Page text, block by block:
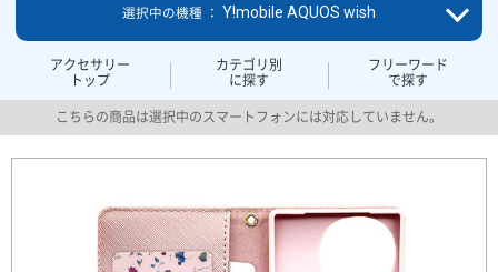
アクセサリー
トップ
カテゴリ別
に探す
フリーワード
で探す
選択中の機種 ： Y!mobile AQUOS wish
こちらの商品は選択中のスマートフォンには対応していません。